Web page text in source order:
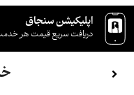
اپلیکیشن سنجاق
دریافت سریع قیمت هر